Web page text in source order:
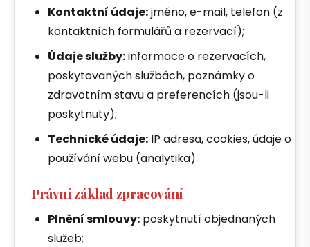
Kontaktní údaje:jméno, e-mail, telefon (z
kontaktních formulářů a rezervací);
Údaje služby:informace o rezervacích,
poskytovaných službách, poznámky o
zdravotním stavu a preferencích (jsou-li
poskytnuty);
Technické údaje: IP adresa, cookies, údaje o
používání webu (analytika).
Právní základ zpracování
Plnění smlouvy: poskytnutí objednaných
služeb;